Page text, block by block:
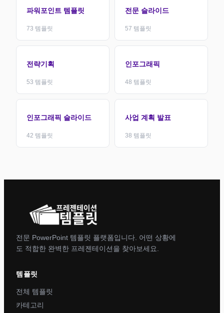
파워포인트 템플릿
73 템플릿
전문 슬라이드
57 템플릿
전략기획
53 템플릿
인포그래픽
48 템플릿
인포그래픽 슬라이드
42 템플릿
사업 계획 발표
38 템플릿
전문 PowerPoint 템플릿 플랫폼입니다. 어떤 상황에
도 적합한 완벽한 프레젠테이션을 찾아보세요.
템플릿
전체 템플릿
카테고리